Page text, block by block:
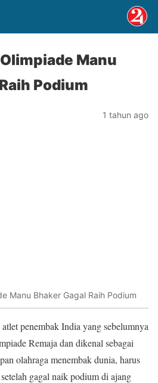
Manu
Podium
1 tahun ago
Manu Bhaker Gagal Raih Podium
atlet penembak India yang sebelumnya
Remaja dan dikenal sebagai
olahraga menembak dunia, harus
gagal naik podium di ajang